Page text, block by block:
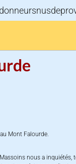
Mont Falourde.
nous a inquiétés,